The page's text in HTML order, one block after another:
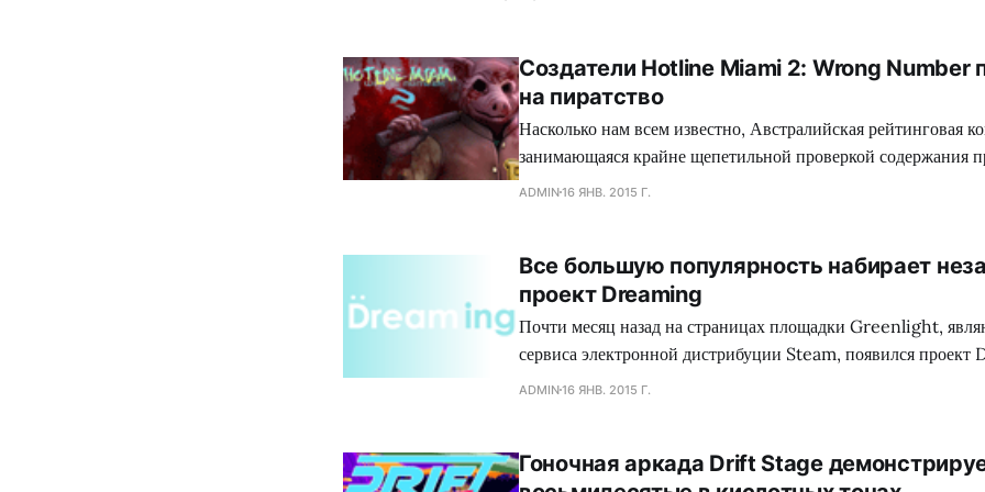
Создатели Hotline Miami 2: Wrong Number
на пиратство
Насколько нам всем известно, Австралийская рейтинговая
занимающаяся крайне щепетильной проверкой содержания
производит современная игровая индустрия, подвергает
зеленного континента. Так сказать, под нож могло попасть
коллектива Dennaton
ADMIN16 ЯНВ. 2015 Г.
Все большую популярность набирает
проект Dreaming
Почти месяц назад на страницах площадки Greenlight,
сервиса электронной дистрибуции Steam, появился
обладающий необыкновенным сеттингом, а также
головоломку с экшеном Mirror`s Edge, хотя сами
ADMIN16 ЯНВ. 2015 Г.
Гоночная аркада Drift Stage